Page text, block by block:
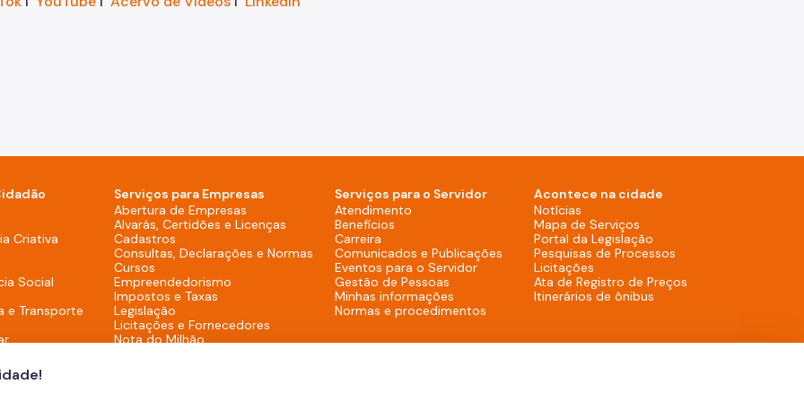
(Rodapé - Desktop)
Criativa
Social
e Transporte
Serviços para Empresas
Abertura de Empresas
Alvarás, Certidões e Licenças
Cadastros
Consultas, Declarações e Normas
Cursos
Empreendedorismo
Impostos e Taxas
Legislação
Licitações e Fornecedores
Nota do Milhão
Serviços para o Servidor
Atendimento
Benefícios
Carreira
Comunicados e Publicações
Eventos para o Servidor
Gestão de Pessoas
Minhas informações
Normas e procedimentos
Acontece na cidade
NotíciasNotícias (Rodapé - Desktop)
Mapa de ServiçosMapa de Serviços
Portal da LegislaçãoPortal da Legislação
Pesquisas de ProcessosPesquisas de
LicitaçõesLicitações (Rodapé - Desktop)
Ata de Registro de PreçosAta de Registro de
Itinerários de ônibusItinerários de ônibus